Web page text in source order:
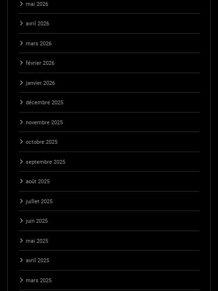
mai 2026
avril 2026
mars 2026
février 2026
janvier 2026
décembre 2025
novembre 2025
octobre 2025
septembre 2025
août 2025
juillet 2025
juin 2025
mai 2025
avril 2025
mars 2025